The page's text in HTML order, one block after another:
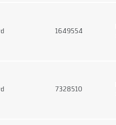
1649554
7328510